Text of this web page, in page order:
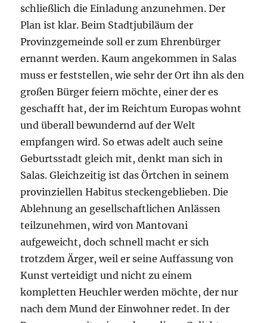
schließlich die Einladung anzunehmen. Der
Plan ist klar. Beim Stadtjubiläum der
Provinzgemeinde soll er zum Ehrenbürger
ernannt werden. Kaum angekommen in Salas
muss er feststellen, wie sehr der Ort ihn als den
großen Bürger feiern möchte, einer der es
geschafft hat, der im Reichtum Europas wohnt
und überall bewundernd auf der Welt
empfangen wird. So etwas adelt auch seine
Geburtsstadt gleich mit, denkt man sich in
Salas. Gleichzeitig ist das Örtchen in seinem
provinziellen Habitus steckengeblieben. Die
Ablehnung an gesellschaftlichen Anlässen
teilzunehmen, wird von Mantovani
aufgeweicht, doch schnell macht er sich
trotzdem Ärger, weil er seine Auffassung von
Kunst verteidigt und nicht zu einem
kompletten Heuchler werden möchte, der nur
nach dem Mund der Einwohner redet. In der